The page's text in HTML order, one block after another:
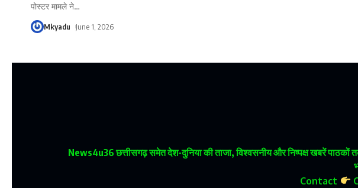
पोस्टर मामले ने…
Mkyadu June 1, 2026
News4u36छत्तीसगढ़ समेत देश-दुनिया की ताजा, विश्वसनीय और निष्पक्ष खबरें
Contact